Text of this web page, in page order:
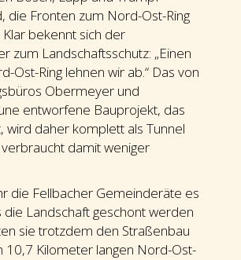
die Fronten zum Nord-Ost-Ring
bekennt sich der
zum Landschaftsschutz: „Einen
Ost-Ring lehnen wir ab.“ Das von
Obermeyer und
entworfene Bauprojekt, das
wird daher komplett als Tunnel
damit weniger
die Fellbacher Gemeinderäte es
die Landschaft geschont werden
sie trotzdem den Straßenbau
10,7 Kilometer langen Nord-Ost-